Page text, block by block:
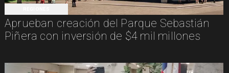
Aprueban creación del Parque Sebastián
Piñera con inversión de $4 mil millones